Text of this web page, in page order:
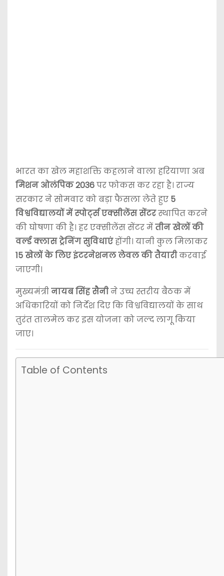
भारत का खेल महाशक्ति कहलाने वाला हरियाणा अब
मिशन ओलंपिक 2036पर फोकस कर रहा है। राज्य
सरकार ने सोमवार को बड़ा फैसला लेते हुए 5
विश्वविद्यालयों में स्पोर्ट्स एक्सीलेंस सेंटरस्थापित करने
की घोषणा की है। हर एक्सीलेंस सेंटर मेंतीन खेलों की
वर्ल्ड क्लास ट्रेनिंग सुविधाएंहोंगी। यानी कुल मिलाकर
15 खेलों के लिए इंटरनेशनल लेवल की तैयारीकरवाई
जाएगी।
मुख्यमंत्रीनायब सिंह सैनीने उच्च स्तरीय बैठक में
अधिकारियों को निर्देश दिए कि विश्वविद्यालयों के साथ
तुरंत तालमेल कर इस योजना को जल्द लागू किया
जाए।
Table of Contents